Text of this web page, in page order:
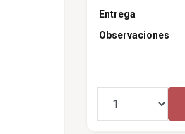
Entrega
Observaciones
Cantidad